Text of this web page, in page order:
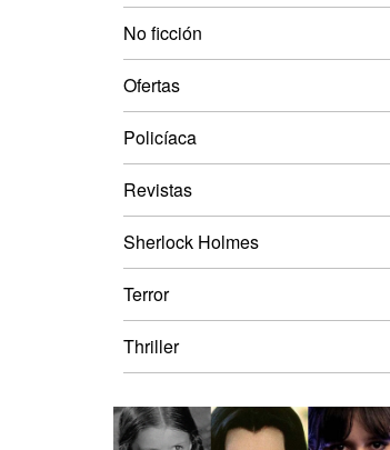
No ficción
Ofertas
Policíaca
Revistas
Sherlock Holmes
Terror
Thriller